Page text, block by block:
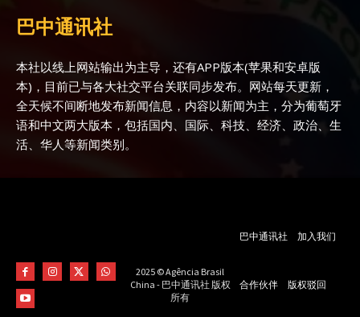
巴中通讯社
本社以线上网站输出为主导，还有APP版本(苹果和安卓版
本)，目前已与各大社交平台关联同步发布。网站每天更新，
全天候不间断地发布新闻信息，内容以新闻为主，分为葡萄牙
语和中文两大版本，包括国内、国际、科技、经济、政治、生
活、华人等新闻类别。
2025 © Agência Brasil
China - 巴中通讯社 版权
所有
巴中通讯社 加入我们
合作伙伴 版权驳回